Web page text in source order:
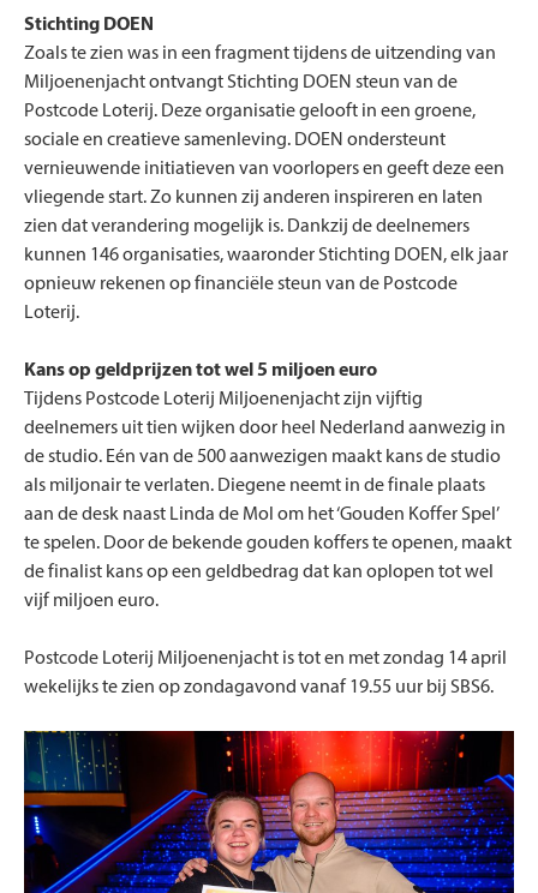
Stichting DOEN
Zoals te zien was in een fragment tijdens de uitzending van
Miljoenenjacht ontvangt Stichting DOEN steun van de
Postcode Loterij. Deze organisatie gelooft in een groene,
sociale en creatieve samenleving. DOEN ondersteunt
vernieuwende initiatieven van voorlopers en geeft deze een
vliegende start. Zo kunnen zij anderen inspireren en laten
zien dat verandering mogelijk is. Dankzij de deelnemers
kunnen 146 organisaties, waaronder Stichting DOEN, elk jaar
opnieuw rekenen op financiële steun van de Postcode
Loterij.
Kans op geldprijzen tot wel 5 miljoen euro
Tijdens Postcode Loterij Miljoenenjacht zijn vijftig
deelnemers uit tien wijken door heel Nederland aanwezig in
de studio. Eén van de 500 aanwezigen maakt kans de studio
als miljonair te verlaten. Diegene neemt in de finale plaats
aan de desk naast Linda de Mol om het ‘Gouden Koffer Spel’
te spelen. Door de bekende gouden koffers te openen, maakt
de finalist kans op een geldbedrag dat kan oplopen tot wel
vijf miljoen euro.
Postcode Loterij Miljoenenjacht is tot en met zondag 14 april
wekelijks te zien op zondagavond vanaf 19.55 uur bij SBS6.